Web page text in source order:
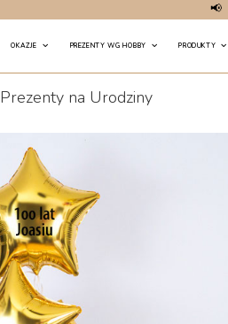
📢
OKAZJE PREZENTY WG HOBBY PRODUKTY
Prezenty na Urodziny